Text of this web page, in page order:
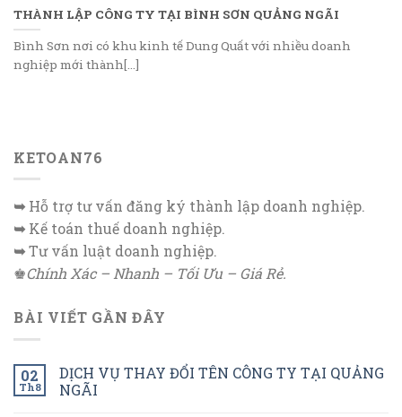
THÀNH LẬP CÔNG TY TẠI BÌNH SƠN QUẢNG NGÃI
Bình Sơn nơi có khu kinh tế Dung Quất với nhiều doanh
nghiệp mới thành[...]
KETOAN76
➥Hỗ trợ tư vấn đăng ký thành lập doanh nghiệp.
➥Kế toán thuế doanh nghiệp.
➥Tư vấn luật doanh nghiệp.
♚Chính Xác – Nhanh – Tối Ưu – Giá Rẻ.
BÀI VIẾT GẦN ĐÂY
02
Th8
DỊCH VỤ THAY ĐỔI TÊN CÔNG TY TẠI QUẢNG
NGÃI